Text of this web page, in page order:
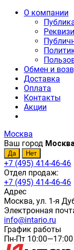
О компании
Обмен и
Доставка
Оплата
Контакты
Акции
Москва
Ваш город
+7 (495) 414-46-46
Отдел продаж:
+7 (495) 414-46-46
Адрес
Москва, ул. 1-я
Электронная
info@intario.ru
График работы
Пн-Пт 10:00—17:00